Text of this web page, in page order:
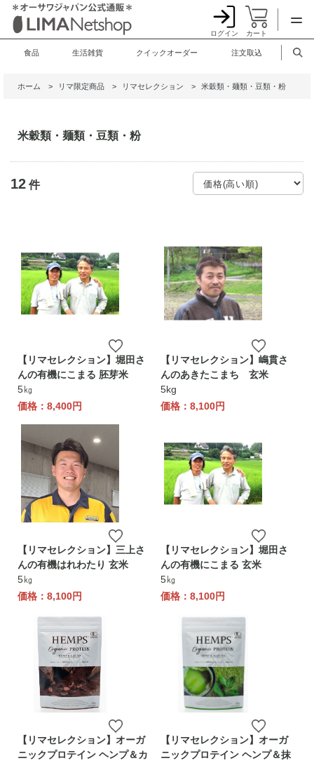
ログイン カート
食品 生活雑貨 クイックオーダー 注文取込
ホーム > リマ限定商品 > リマセレクション > 米穀類・麺類・豆類・粉
米穀類・麺類・豆類・粉
12 件
【リマセレクション】堀田さ
んの有機にこまる 胚芽米
5㎏
価格：8,400円
【リマセレクション】嶋貫さ
んのあきたこまち 玄米
5kg
価格：8,100円
【リマセレクション】三上さ
んの有機はれわたり 玄米
5㎏
価格：8,100円
【リマセレクション】堀田さ
んの有機にこまる 玄米
5㎏
価格：8,100円
【リマセレクション】オーガ
ニックプロテイン ヘンプ＆カ
【リマセレクション】オーガ
ニックプロテイン ヘンプ＆抹